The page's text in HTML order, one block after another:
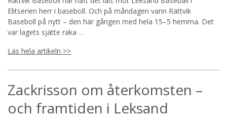
Elitserien herr i baseboll. Och på måndagen vann Rättvik
Baseboll på nytt – den här gången med hela 15–5 hemma. Det
var lagets sjätte raka …
Läs hela artikeln >>
Zackrisson om återkomsten –
och framtiden i Leksand